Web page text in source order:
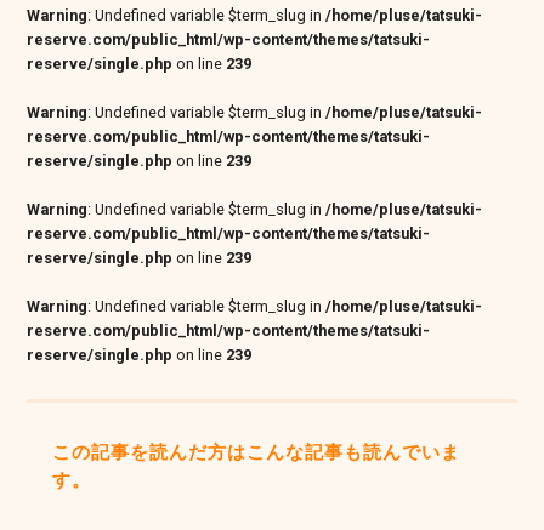
Warning: Undefined variable $term_slug in/home/pluse/tatsuki-
reserve.com/public_html/wp-content/themes/tatsuki-
reserve/single.php on line 239
Warning: Undefined variable $term_slug in/home/pluse/tatsuki-
reserve.com/public_html/wp-content/themes/tatsuki-
reserve/single.php on line 239
Warning: Undefined variable $term_slug in/home/pluse/tatsuki-
reserve.com/public_html/wp-content/themes/tatsuki-
reserve/single.php on line 239
Warning: Undefined variable $term_slug in/home/pluse/tatsuki-
reserve.com/public_html/wp-content/themes/tatsuki-
reserve/single.php on line 239
この記事を読んだ方はこんな記事も読んでいま
す。